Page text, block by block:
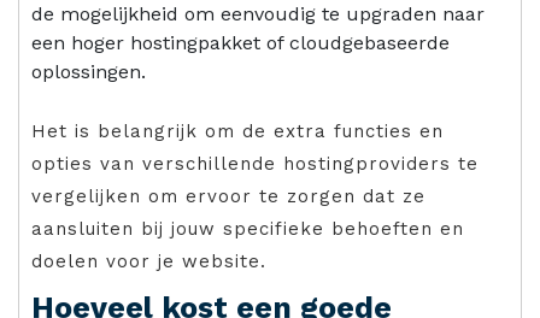
de mogelijkheid om eenvoudig te upgraden naar
een hoger hostingpakket of cloudgebaseerde
oplossingen.
Het is belangrijk om de extra functies en
opties van verschillende hostingproviders te
vergelijken om ervoor te zorgen dat ze
aansluiten bij jouw specifieke behoeften en
doelen voor je website.
Hoeveel kost een goede